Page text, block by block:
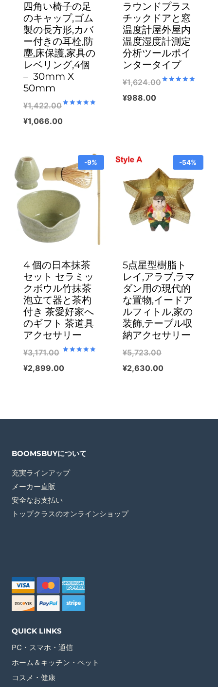
四角い椅子の足
のキャップ,ゴム
製の長方形,カバ
ー付きの耳栓,防
塵,床保護,家具の
レベリング,4個
– 30mm X
50mm
¥1,422.00
Original
¥1,422.00.
¥1,066.00
is:
¥1,066.00.
ラウンドプラス
チックドアと窓
温度計屋外屋内
温度湿度計測定
分析ツールポイ
ンタータイプ
¥1,624.00
Original
¥988.00
¥988.00.
-9%
4 個の日本抹茶
セット セラミッ
クボウル竹抹茶
泡立て器と茶杓
付き 茶愛好家へ
のギフト 茶道具
アクセサリー
5.00
out of 5
¥3,171.00
Original
¥2,899.00
-54%
5点星型樹脂ト
レイ,アラブ,ラマ
ダン用の現代的
な置物,イードア
ルフィトル,家の
装飾,テーブル収
納アクセサリー
¥5,723.00Original
price
¥2,630.00Current
BOOMSBUYについて
充実ラインアップ
メーカー直販
安全なお支払い
トップクラスのオンラインショップ
QUICK LINKS
PC・スマホ・通信
ホーム＆キッチン・ペット
コスメ・健康